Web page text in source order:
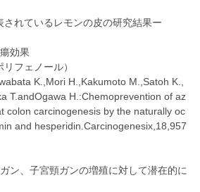
されているレモンの皮の研究結果ー
効果
フェノール）
K.,Mori H.,Kakumoto M.,Satoh K.,
T.andOgawa H.:Chemoprevention of az
colon carcinogenesis by the naturally oc
and hesperidin.Carcinogenesix,18,957
ン、子宮頸ガンの増殖に対して潜在的に